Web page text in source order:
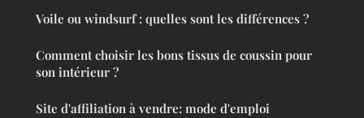
Voile ou windsurf : quelles sont les différences ?
Comment choisir les bons tissus de coussin pour
son intérieur ?
Site d'affiliation à vendre: mode d'emploi